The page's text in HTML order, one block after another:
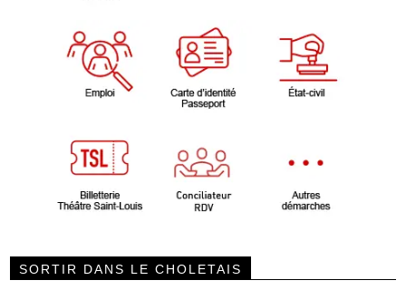
SORTIR DANS LE CHOLETAIS